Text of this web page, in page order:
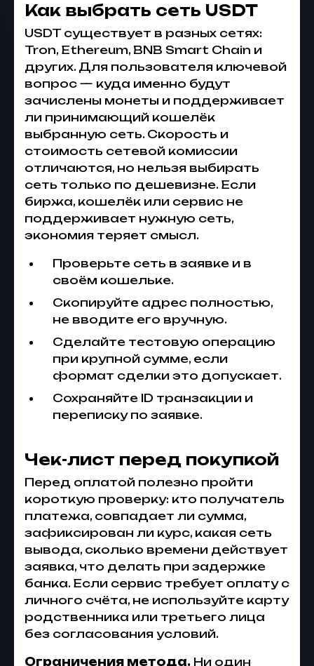
Как выбрать сеть USDT
USDT существует в разных сетях:
Tron, Ethereum, BNB Smart Chain и
других. Для пользователя ключевой
вопрос — куда именно будут
зачислены монеты и поддерживает
ли принимающий кошелёк
выбранную сеть. Скорость и
стоимость сетевой комиссии
отличаются, но нельзя выбирать
сеть только по дешевизне. Если
биржа, кошелёк или сервис не
поддерживает нужную сеть,
экономия теряет смысл.
Проверьте сеть в заявке и в
своём кошельке.
Скопируйте адрес полностью,
не вводите его вручную.
Сделайте тестовую операцию
при крупной сумме, если
формат сделки это допускает.
Сохраняйте ID транзакции и
переписку по заявке.
Чек-лист перед покупкой
Перед оплатой полезно пройти
короткую проверку: кто получатель
платежа, совпадает ли сумма,
зафиксирован ли курс, какая сеть
вывода, сколько времени действует
заявка, что делать при задержке
банка. Если сервис требует оплату с
личного счёта, не используйте карту
родственника или третьего лица
без согласования условий.
Ограничения метода. Ни один